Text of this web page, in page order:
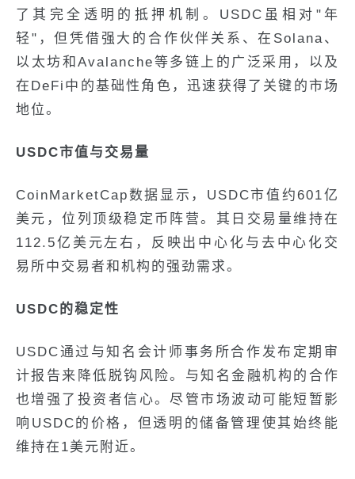
了其完全透明的抵押机制。USDC虽相对"年
轻"，但凭借强大的合作伙伴关系、在Solana、
以太坊和Avalanche等多链上的广泛采用，以及
在DeFi中的基础性角色，迅速获得了关键的市场
地位。
USDC市值与交易量
CoinMarketCap数据显示，USDC市值约601亿
美元，位列顶级稳定币阵营。其日交易量维持在
112.5亿美元左右，反映出中心化与去中心化交
易所中交易者和机构的强劲需求。
USDC的稳定性
USDC通过与知名会计师事务所合作发布定期审
计报告来降低脱钩风险。与知名金融机构的合作
也增强了投资者信心。尽管市场波动可能短暂影
响USDC的价格，但透明的储备管理使其始终能
维持在1美元附近。